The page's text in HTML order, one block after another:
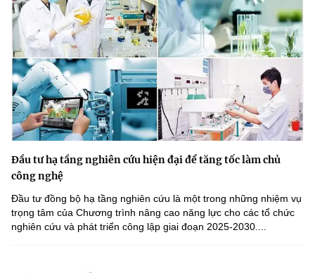
Đầu tư hạ tầng nghiên cứu hiện đại để tăng tốc làm chủ
công nghệ
Đầu tư đồng bộ hạ tầng nghiên cứu là một trong những nhiệm vụ
trọng tâm của Chương trình nâng cao năng lực cho các tổ chức
nghiên cứu và phát triển công lập giai đoạn 2025-2030....